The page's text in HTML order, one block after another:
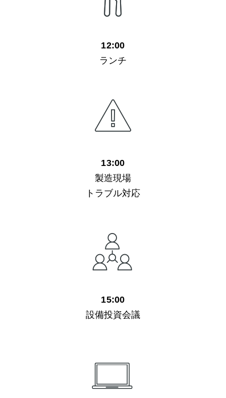
12:00
ランチ
13:00
製造現場
トラブル対応
15:00
設備投資会議